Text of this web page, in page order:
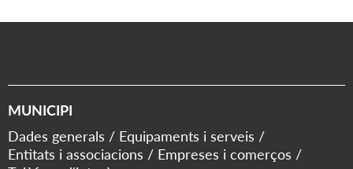
MUNICIPI
Dades generals
Equipaments i serveis
Entitats i associacions
Empreses i comerços